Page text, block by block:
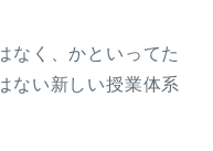
なく、かといってた
ない新しい授業体系